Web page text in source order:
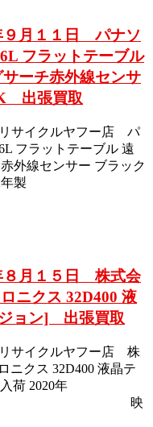
９月１１日 パナソ
フラットテーブル
ーチ赤外線センサ
出張買取
サイクルヤフー店 パ
フラットテーブル 遠
外線センサー ブラック
品 2022年製
８月１５日 株式会
ニクス 32D400 液
ョン] 出張買取
サイクルヤフー店 株
ニクス 32D400 液晶テ
荷 2020年
映